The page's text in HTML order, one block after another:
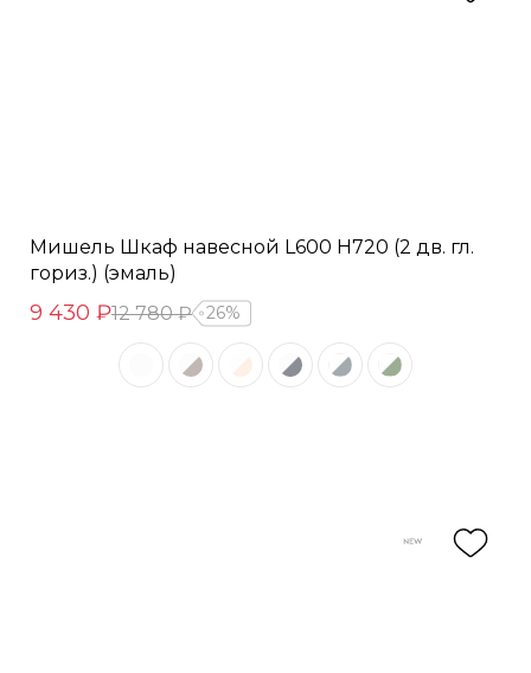
Мишель Шкаф навесной L600 Н720 (2 дв. гл.
гориз.) (эмаль)
9 430 ₽12 780 ₽ 26%